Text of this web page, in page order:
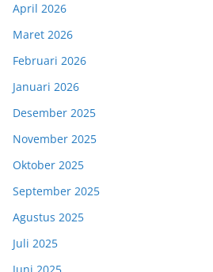
April 2026
Maret 2026
Februari 2026
Januari 2026
Desember 2025
November 2025
Oktober 2025
September 2025
Agustus 2025
Juli 2025